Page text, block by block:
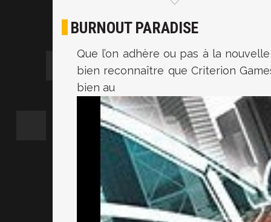
BURNOUT PARADISE
Que l’on adhère ou pas à la
bien reconnaître que Criterion
bien au